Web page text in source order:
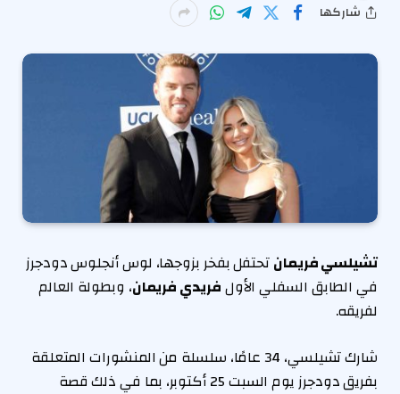
شاركها
تشيلسي فريمانتحتفل بفخر بزوجها، لوس أنجلوس دودجرز
في الطابق السفلي الأولفريدي فريمان، وبطولة العالم
لفريقه.
شارك تشيلسي، 34 عامًا، سلسلة من المنشورات المتعلقة
بفريق دودجرز يوم السبت 25 أكتوبر، بما في ذلك قصة